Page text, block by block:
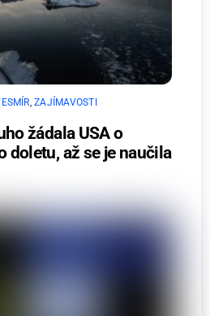
,ZAJÍMAVOSTI
žádala USA o
doletu, až se je naučila